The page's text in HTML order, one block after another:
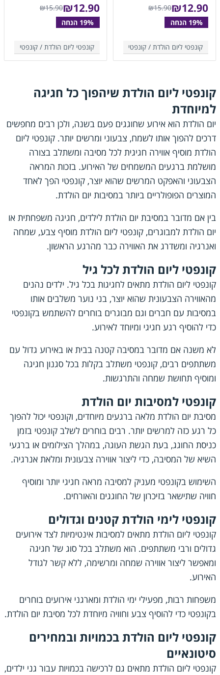
קונפטי ליום הולדת / קונפטי
₪15.90 12.90
₪
קונפטי ליום הולדת /קונפטי
₪15.90 12.90
₪
קונפטי ליום הולדת שיהפוך כל חגיגה
למיוחדת
יום הולדת הוא אירוע שחוגגים פעם בשנה, ולכן רבים מחפשים
דרכים להפוך אותו לשמח, צבעוני ומרשים יותר. קונפטי ליום
הולדת מוסיף אווירה חגיגית לכל מסיבה ומשתלב בצורה
מושלמת ברגעים המשמחים של האירוע. בזכות המראה
הצבעוני והאפקט המרשים שהוא יוצר, קונפטי הפך לאחד
המוצרים הפופולריים ביותר במסיבות יום הולדת.
בין אם מדובר במסיבת יום הולדת לילדים, חגיגה משפחתית או
יום הולדת למבוגרים, קונפטי ליום הולדת מוסיף צבע, שמחה
ואנרגיה ומשדרג את האווירה כבר מהרגע הראשון.
קונפטי ליום הולדת לכל גיל
קונפטי ליום הולדת מתאים לחגיגות בכל גיל. ילדים נהנים
מהאווירה הצבעונית שהוא יוצר, בני נוער משלבים אותו
במסיבות עם חברים וגם מבוגרים בוחרים להשתמש בקונפטי
כדי להוסיף רגע חגיגי ומיוחד לאירוע.
לא משנה אם מדובר במסיבה קטנה בבית או באירוע גדול עם
משתתפים רבים, קונפטי משתלב בקלות בכל סגנון חגיגה
ומוסיף תחושת שמחה והתרגשות.
קונפטי למסיבות יום הולדת
מסיבת יום הולדת מלאה ברגעים מיוחדים, וקונפטי יכול להפוך
כל רגע כזה למרשים יותר. רבים בוחרים לשלב קונפטי בזמן
כניסת החוגג, בעת הגשת העוגה, במהלך הצילומים או ברגעי
השיא של המסיבה, כדי ליצור אווירה צבעונית ומלאת אנרגיה.
השימוש בקונפטי מעניק למסיבה מראה חגיגי יותר ומוסיף
חוויה שתישאר בזיכרון של החוגגים והאורחים.
קונפטי לימי הולדת קטנים וגדולים
קונפטי ליום הולדת מתאים למסיבות אינטימיות לצד אירועים
גדולים ורבי משתתפים. הוא משתלב בכל סוג של חגיגה
ומאפשר ליצור אווירה שמחה ומרשימה, ללא קשר לגודל
האירוע.
משפחות רבות, מפעילי ימי הולדת ומארגני אירועים בוחרים
בקונפטי כדי להוסיף צבע וחוויה מיוחדת לכל מסיבת יום הולדת.
קונפטי ליום הולדת בכמויות ובמחירים
סיטונאיים
קונפטי ליום הולדת מתאים גם לרכישה בכמויות עבור גני ילדים,